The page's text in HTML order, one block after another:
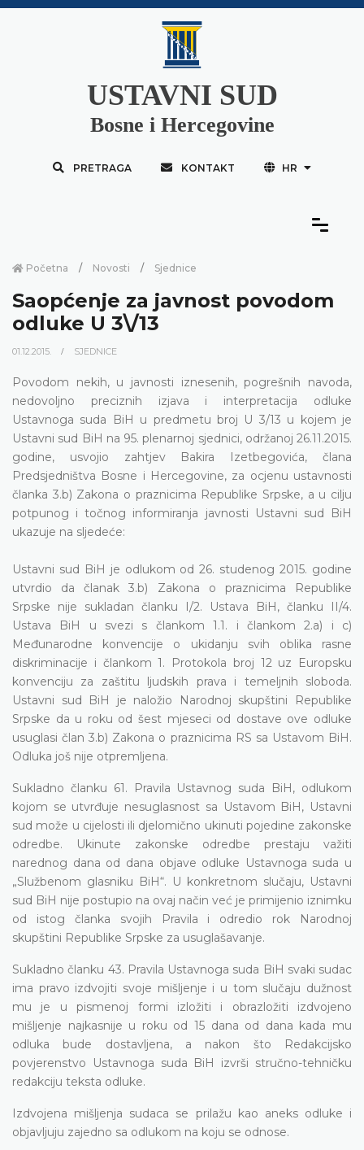
USTAVNI SUD
Bosne i Hercegovine
PRETRAGA KONTAKT HR
Početna Novosti Sjednice
Saopćenje za javnost povodom
odluke U 3\/13
01.12.2015. SJEDNICE
Povodom nekih, u javnosti iznesenih, pogrešnih navoda,
nedovoljno preciznih izjava i interpretacija odluke
Ustavnoga suda BiH u predmetu broj U 3/13 u kojem je
Ustavni sud BiH na 95. plenarnoj sjednici, održanoj 26.11.2015.
godine, usvojio zahtjev
Bakira Izetbegovića, člana
Predsjedništva Bosne i Hercegovine, za ocjenu ustavnosti
članka 3.b) Zakona o praznicima Republike Srpske, a u cilju
potpunog i točnog informiranja javnosti Ustavni sud BiH
ukazuje na sljedeće:
Ustavni sud BiH je odlukom od 26. studenog 2015. godine
utvrdio da članak 3.b) Zakona o praznicima Republike
Srpske nije sukladan članku I/2. Ustava BiH, članku II/4.
Ustava BiH u svezi s člankom 1.1. i člankom 2.a) i c)
Međunarodne konvencije o ukidanju svih oblika rasne
diskriminacije i člankom 1. Protokola broj 12 uz Europsku
konvenciju za zaštitu ljudskih prava i temeljnih sloboda.
Ustavni sud BiH je naložio Narodnoj skupštini Republike
Srpske da u roku od šest mjeseci od dostave ove odluke
usuglasi član 3.b) Zakona o praznicima RS sa Ustavom BiH.
Odluka još nije otpremljena.
Sukladno članku 61. Pravila Ustavnog suda BiH, odlukom
kojom se utvrđuje nesuglasnost sa Ustavom BiH, Ustavni
sud može u cijelosti ili djelomično ukinuti pojedine zakonske
odredbe. Ukinute zakonske odredbe prestaju važiti
narednog dana od dana objave odluke Ustavnoga suda u
„Službenom glasniku BiH“. U konkretnom slučaju, Ustavni
sud BiH nije postupio na ovaj način već je primijenio iznimku
od istog članka svojih Pravila i odredio rok Narodnoj
skupštini Republike Srpske za usuglašavanje.
Sukladno članku 43. Pravila Ustavnoga suda BiH svaki sudac
ima pravo izdvojiti svoje mišljenje i u tom slučaju dužnost
mu je u pismenoj formi izložiti i obrazložiti izdvojeno
mišljenje najkasnije u roku od 15 dana od dana kada mu
odluka bude dostavljena, a nakon što Redakcijsko
povjerenstvo Ustavnoga suda BiH izvrši stručno-tehničku
redakciju teksta odluke.
Izdvojena mišljenja sudaca se prilažu kao aneks odluke i
objavljuju zajedno sa odlukom na koju se odnose.